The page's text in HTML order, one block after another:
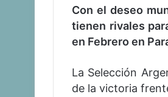
Con el deseo
tienen rivales
en Febrero en
La Selección
de la victoria